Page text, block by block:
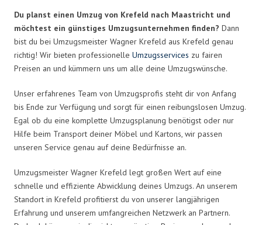
Du planst einen Umzug von Krefeld nach Maastricht und
möchtest ein günstiges Umzugsunternehmen finden? Dann
bist du bei Umzugsmeister Wagner Krefeld aus Krefeld genau
richtig! Wir bieten professionelle Umzugsservices zu fairen
Preisen an und kümmern uns um alle deine Umzugswünsche.
Unser erfahrenes Team von Umzugsprofis steht dir von Anfang
bis Ende zur Verfügung und sorgt für einen reibungslosen Umzug.
Egal ob du eine komplette Umzugsplanung benötigst oder nur
Hilfe beim Transport deiner Möbel und Kartons, wir passen
unseren Service genau auf deine Bedürfnisse an.
Umzugsmeister Wagner Krefeld legt großen Wert auf eine
schnelle und effiziente Abwicklung deines Umzugs. An unserem
Standort in Krefeld profitierst du von unserer langjährigen
Erfahrung und unserem umfangreichen Netzwerk an Partnern.